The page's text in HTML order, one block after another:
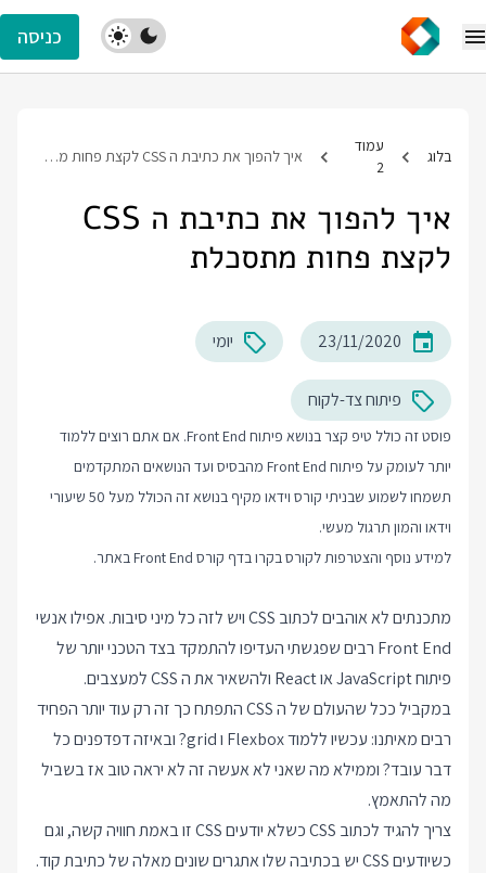
כניסה
בלוג
עמוד
2
איך להפוך את כתיבת ה CSS לקצת פחות מתסכלת
איך להפוך את כתיבת ה CSS
לקצת פחות מתסכלת
23/11/2020 יומי
פיתוח צד-לקוח
פוסט זה כולל טיפ קצר בנושא פיתוח Front End. אם אתם רוצים ללמוד
יותר לעומק על פיתוח Front End מהבסיס ועד הנושאים המתקדמים
תשמחו לשמוע שבניתי קורס וידאו מקיף בנושא זה הכולל מעל 50 שיעורי
וידאו והמון תרגול מעשי.
למידע נוסף והצטרפות לקורס בקרו בדף קורס Front End באתר.
מתכנתים לא אוהבים לכתוב CSS ויש לזה כל מיני סיבות. אפילו אנשי
Front End רבים שפגשתי העדיפו להתמקד בצד הטכני יותר של
פיתוח JavaScript או React ולהשאיר את ה CSS למעצבים.
במקביל ככל שהעולם של ה CSS התפתח כך זה רק עוד יותר הפחיד
רבים מאיתנו: עכשיו ללמוד Flexbox ו grid? ובאיזה דפדפנים כל
דבר עובד? וממילא מה שאני לא אעשה זה לא יראה טוב אז בשביל
מה להתאמץ.
צריך להגיד לכתוב CSS כשלא יודעים CSS זו באמת חוויה קשה, וגם
כשיודעים CSS יש בכתיבה שלו אתגרים שונים מאלה של כתיבת קוד.